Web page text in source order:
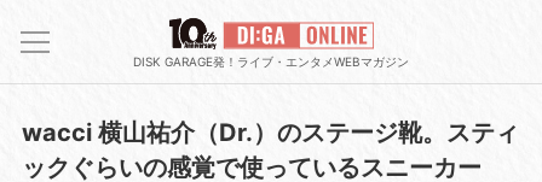
DISK GARAGE発！ライブ・エンタメWEBマガジン
wacci 横山祐介（Dr.）のステージ靴。スティ
ックぐらいの感覚で使っているスニーカー